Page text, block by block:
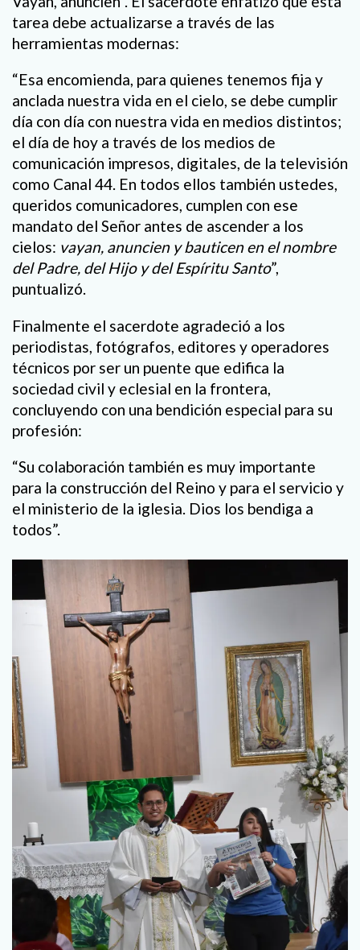
tarea debe actualizarse a través de las
herramientas modernas:
“Esa encomienda, para quienes tenemos fija y
anclada nuestra vida en el cielo, se debe cumplir
día con día con nuestra vida en medios distintos;
el día de hoy a través de los medios de
comunicación impresos, digitales, de la televisión
como Canal 44. En todos ellos también ustedes,
queridos comunicadores, cumplen con ese
mandato del Señor antes de ascender a los
cielos: vayan, anuncien y bauticen en el nombre
del Padre, del Hijo y del Espíritu Santo”,
puntualizó.
Finalmente el sacerdote agradeció a los
periodistas, fotógrafos, editores y operadores
técnicos por ser un puente que edifica la
sociedad civil y eclesial en la frontera,
concluyendo con una bendición especial para su
profesión:
“Su colaboración también es muy importante
para la construcción del Reino y para el servicio y
el ministerio de la iglesia. Dios los bendiga a
todos”.